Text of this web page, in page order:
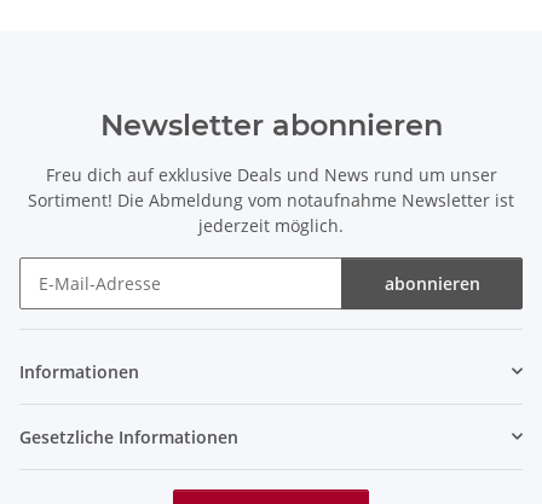
Newsletter abonnieren
Freu dich auf exklusive Deals und News rund um unser
Sortiment! Die Abmeldung vom notaufnahme Newsletter ist
jederzeit möglich.
abonnieren
Informationen
Gesetzliche Informationen